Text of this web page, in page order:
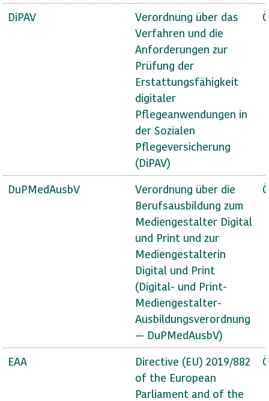
DiPAV
Verordnung über das
Verfahren und die
Anforderungen zur
Prüfung der
Erstattungsfähigkeit
digitaler
Pflegeanwendungen in
der Sozialen
Pflegeversicherung
(DiPAV)
DuPMedAusbV
Verordnung über die
Berufsausbildung zum
Mediengestalter Digital
und Print und zur
Mediengestalterin
Digital und Print
(Digital- und Print-
Mediengestalter-
Ausbildungsverordnung
— DuPMedAusbV)
EAA
Directive (EU) 2019/882
of the European
Parliament and of the